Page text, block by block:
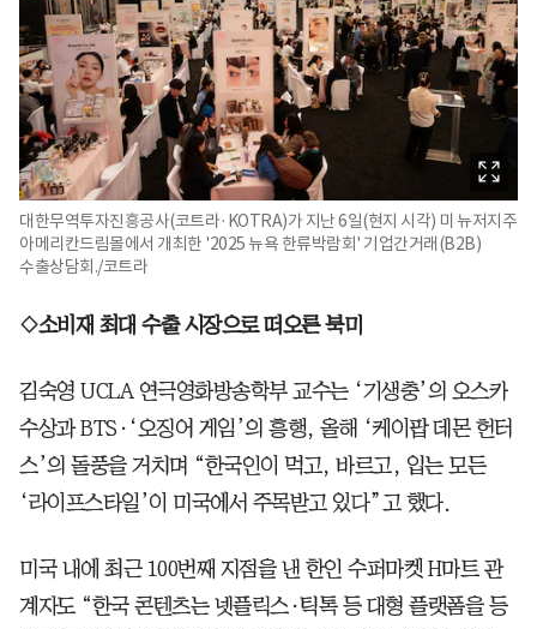
대한무역투자진흥공사(코트라·KOTRA)가 지난 6일(현지 시각) 미 뉴저지주
아메리칸드림몰에서 개최한 '2025 뉴욕 한류박람회' 기업간거래(B2B)
수출상담회./코트라
◇소비재 최대 수출 시장으로 떠오른 북미
김숙영 UCLA 연극영화방송학부 교수는 ‘기생충’의 오스카
수상과 BTS·‘오징어 게임’의 흥행, 올해 ‘케이팝 데몬 헌터
스’의 돌풍을 거치며 “한국인이 먹고, 바르고, 입는 모든
‘라이프스타일’이 미국에서 주목받고 있다”고 했다.
미국 내에 최근 100번째 지점을 낸 한인 수퍼마켓 H마트 관
계자도 “한국 콘텐츠는 넷플릭스·틱톡 등 대형 플랫폼을 등